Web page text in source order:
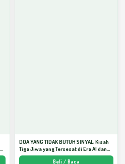
DOA YANG TIDAK BUTUH SINYAL: Kisah
Tiga Jiwa yang Tersesat di Era AI dan
Menemukan Jalan Pulang di Bulan
Beli / Baca